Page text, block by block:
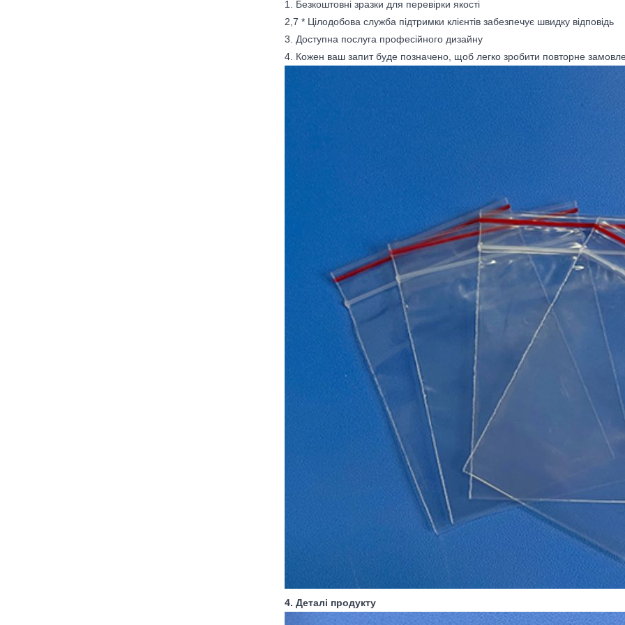
1. Безкоштовні зразки для перевірки якості
2,7 * Цілодобова служба підтримки клієнтів забезпечує швидку відповідь
3. Доступна послуга професійного дизайну
4. Кожен ваш запит буде позначено, щоб легко зробити повторне
4. Деталі продукту